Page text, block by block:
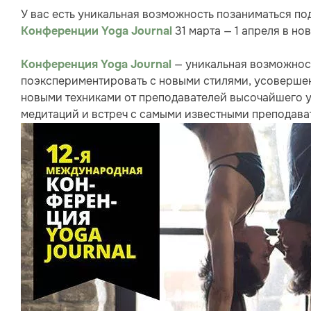
У вас есть уникальная возможность позаниматься
Конференции Yoga Journal 31 марта — 1 апреля в
Конференция Yoga Journal — уникальная
поэкспериментировать с новыми стилями,
новыми техниками от преподавателей высочайшего
медитаций и встреч с самыми известными